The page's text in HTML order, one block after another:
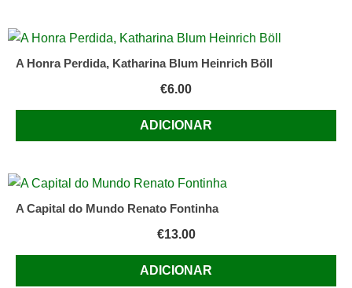
no
livro
Caminhos
A Honra Perdida, Katharina Blum Heinrich Böll
€6.00
ADICIONAR
A Capital do Mundo Renato Fontinha
€13.00
ADICIONAR